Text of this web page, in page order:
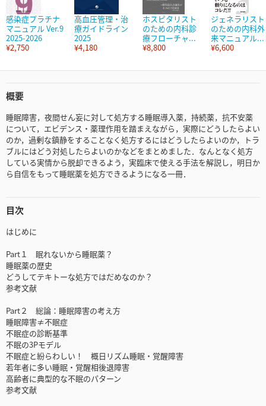
感染症プラチナ
マニュアル Ver.9
2025-2026
¥2,750
高血圧管理・治
療ガイドライン
2025
¥4,180
ホスピタリスト
のための内科診
療フローチャ...
¥8,800
ジェネラリスト
のための内科外
来マニュアル...
¥6,600
概要
睡眠障害，夜間せん妄に対して処方する睡眠導入薬，持続薬，抗不安薬
について，エビデンス・薬理作用を踏まえながら，実際にどうしたらよい
のか，過剰な鎮静をすることなく処方するにはどうしたらよいのか，トラ
ブルにはどう対処したらよいのかなどをまとめました．なんとなく処方
している実情から脱却できるよう，実臨床で使える手法を解説し，明日か
ら自信をもって睡眠薬を処方できるようになる一冊．
目次
はじめに
Part１ 眠れないから睡眠薬？
睡眠薬の歴史
どうしてテキトーな処方ではだめなのか？
参考文献
Part２ 総論：睡眠障害の考え方
睡眠障害≠不眠症
不眠症の診断基準
不眠の3Pモデル
不眠症と紛らわしい！ 概日リズム睡眠・覚醒障害
若年者に多い睡眠・覚醒相後退障害
高齢者に典型的な不眠のパターン
参考文献